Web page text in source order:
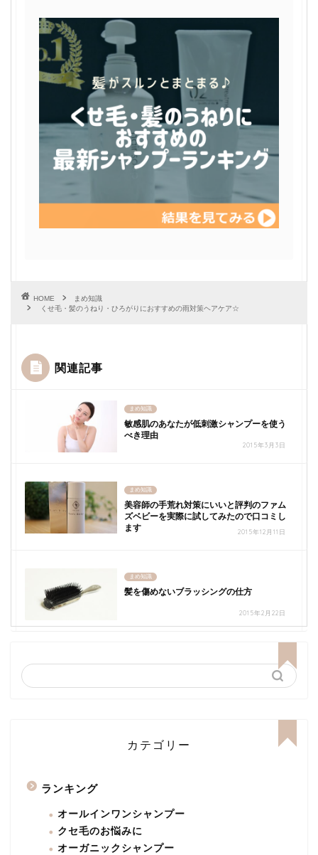
HOME
まめ知識
くせ毛・髪のうねり・ひろがりにおすすめの雨対策ヘアケア☆
関連記事
まめ知識
敏感肌のあなたが低刺激シャンプーを使う
べき理由
2015年3月3日
まめ知識
美容師の手荒れ対策にいいと評判のファム
ズベビーを実際に試してみたので口コミし
ます
2015年12月11日
まめ知識
髪を傷めないブラッシングの仕方
2015年2月22日
カテゴリー
ランキング
オールインワンシャンプー
クセ毛のお悩みに
オーガニックシャンプー